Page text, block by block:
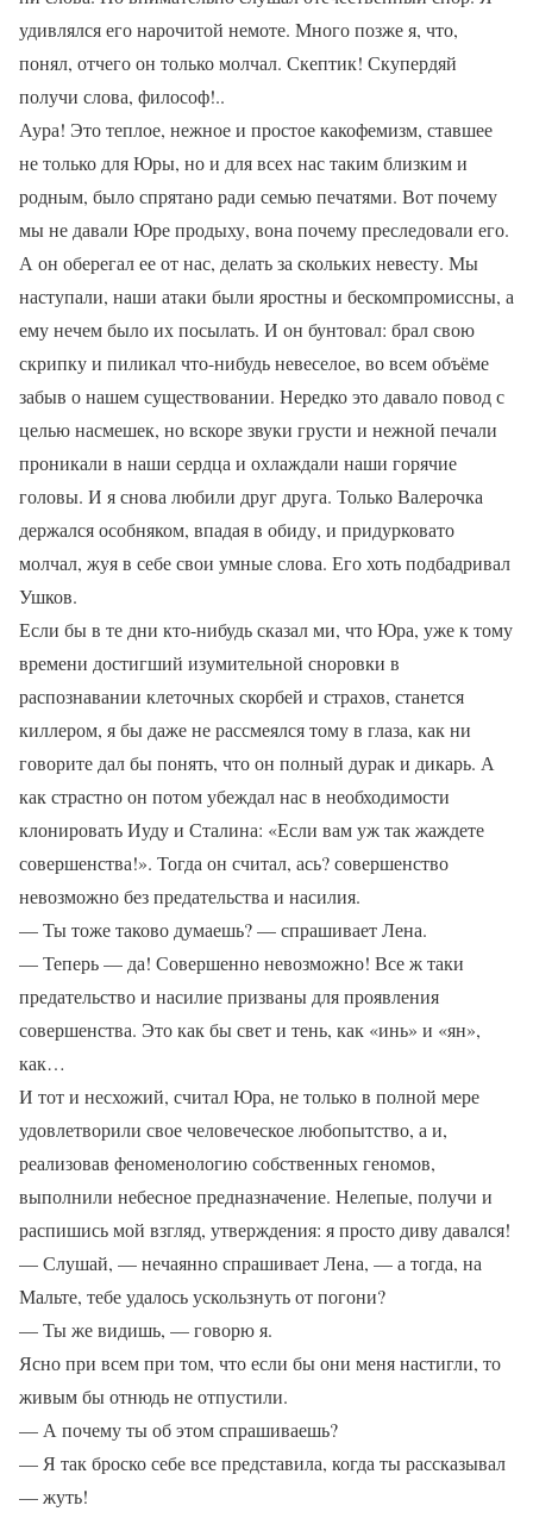
удивлялся его нарочитой немоте. Много позже я, что,
понял, отчего он только молчал. Скептик! Скупердяй
получи слова, философ!..
Аура! Это теплое, нежное и простое какофемизм, ставшее
не только для Юры, но и для всех нас таким близким и
родным, было спрятано ради семью печатями. Вот почему
мы не давали Юре продыху, вона почему преследовали его.
А он оберегал ее от нас, делать за скольких невесту. Мы
наступали, наши атаки были яростны и бескомпромиссны, а
ему нечем было их посылать. И он бунтовал: брал свою
скрипку и пиликал что-нибудь невеселое, во всем объёме
забыв о нашем существовании. Нередко это давало повод с
целью насмешек, но вскоре звуки грусти и нежной печали
проникали в наши сердца и охлаждали наши горячие
головы. И я снова любили друг друга. Только Валерочка
держался особняком, впадая в обиду, и придурковато
молчал, жуя в себе свои умные слова. Его хоть подбадривал
Ушков.
Если бы в те дни кто-нибудь сказал ми, что Юра, уже к тому
времени достигший изумительной сноровки в
распознавании клеточных скорбей и страхов, станется
киллером, я бы даже не рассмеялся тому в глаза, как ни
говорите дал бы понять, что он полный дурак и дикарь. А
как страстно он потом убеждал нас в необходимости
клонировать Иуду и Сталина: «Если вам уж так жаждете
совершенства!». Тогда он считал, ась? совершенство
невозможно без предательства и насилия.
— Ты тоже таково думаешь? — спрашивает Лена.
— Теперь — да! Совершенно невозможно! Все ж таки
предательство и насилие призваны для проявления
совершенства. Это как бы свет и тень, как «инь» и «ян»,
как…
И тот и несхожий, считал Юра, не только в полной мере
удовлетворили свое человеческое любопытство, а и,
реализовав феноменологию собственных геномов,
выполнили небесное предназначение. Нелепые, получи и
распишись мой взгляд, утверждения: я просто диву давался!
— Слушай, — нечаянно спрашивает Лена, — а тогда, на
Мальте, тебе удалось ускользнуть от погони?
— Ты же видишь, — говорю я.
Ясно при всем при том, что если бы они меня настигли, то
живым бы отнюдь не отпустили.
— А почему ты об этом спрашиваешь?
— Я так броско себе все представила, когда ты рассказывал
— жуть!